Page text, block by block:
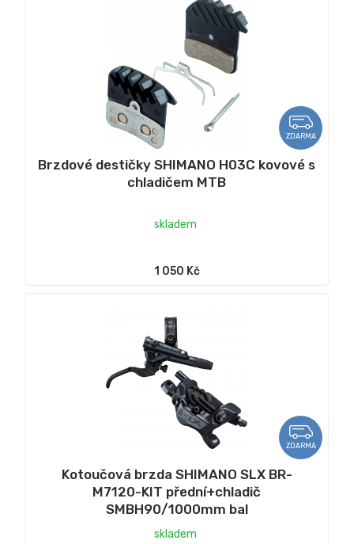
ZDARMA
Brzdové destičky SHIMANO H03C kovové s
chladičem MTB
skladem
1 050 Kč
ZDARMA
Kotoučová brzda SHIMANO SLX BR-
M7120-KIT přední+chladič
SMBH90/1000mm bal
skladem